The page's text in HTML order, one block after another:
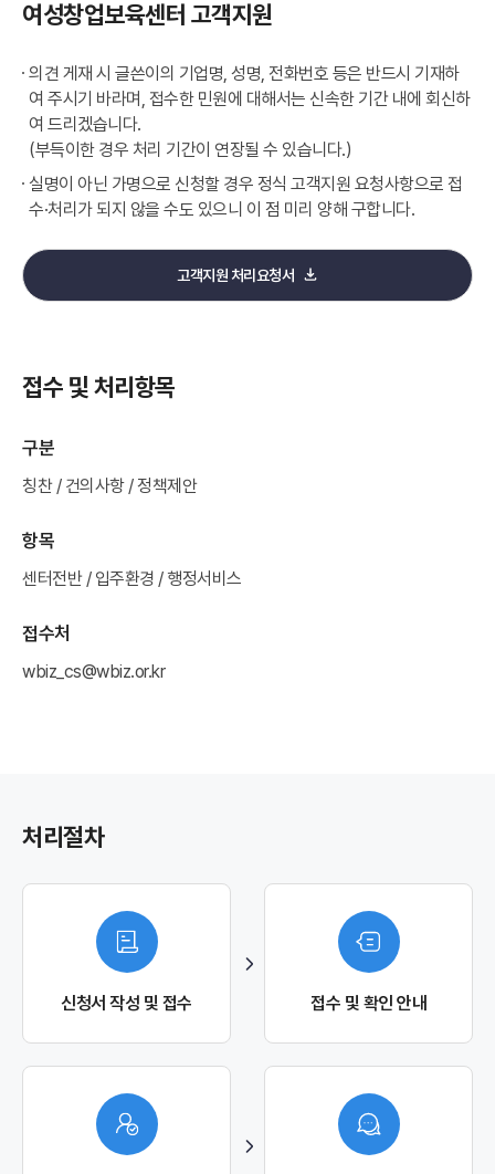
여성창업보육센터 고객지원
의견 게재 시 글쓴이의 기업명, 성명, 전화번호 등은 반드시 기재하
여 주시기 바라며, 접수한 민원에 대해서는 신속한 기간 내에 회신하
여 드리겠습니다.
(부득이한 경우 처리 기간이 연장될 수 있습니다.)
실명이 아닌 가명으로 신청할 경우 정식 고객지원 요청사항으로 접
수·처리가 되지 않을 수도 있으니 이 점 미리 양해 구합니다.
고객지원 처리요청서
접수 및 처리항목
구분
칭찬 / 건의사항 / 정책제안
항목
센터전반 / 입주환경 / 행정서비스
접수처
wbiz_cs@wbiz.or.kr
처리절차
신청서 작성 및 접수 접수 및 확인 안내